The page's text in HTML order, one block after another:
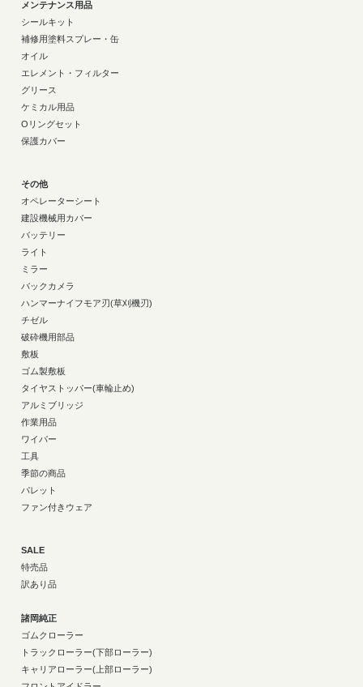
メンテナンス用品
シールキット
補修用塗料スプレー・缶
オイル
エレメント・フィルター
グリース
ケミカル用品
Oリングセット
保護カバー
その他
オペレーターシート
建設機械用カバー
バッテリー
ライト
ミラー
バックカメラ
ハンマーナイフモア刃(草刈機刃)
チゼル
破砕機用部品
敷板
ゴム製敷板
タイヤストッパー(車輪止め)
アルミブリッジ
作業用品
ワイパー
工具
季節の商品
パレット
ファン付きウェア
SALE
特売品
訳あり品
諸岡純正
ゴムクローラー
トラックローラー(下部ローラー)
キャリアローラー(上部ローラー)